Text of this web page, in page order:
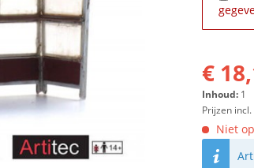
€
Inhoud: 1
Prijzen
Niet